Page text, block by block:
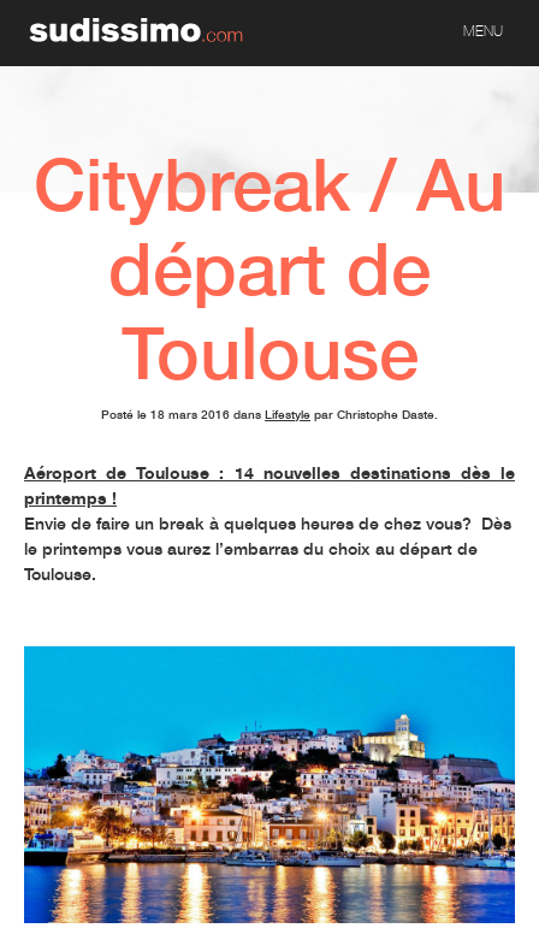
MENU
Citybreak / Au
départ de
Toulouse
Posté le 18 mars 2016 dans Lifestyle par Christophe Daste.
Aéroport de Toulouse : 14 nouvelles destinations dès le
printemps !
Envie de faire un break à quelques heures de chez vous? Dès
le printemps vous aurez l’embarras du choix au départ de
Toulouse.